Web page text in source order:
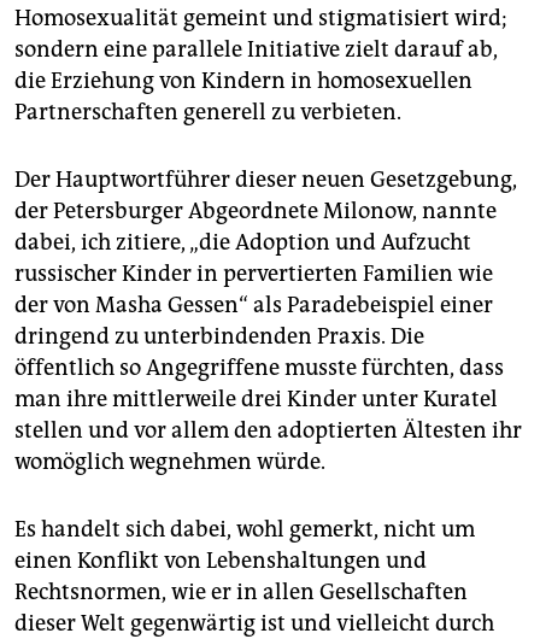
Homosexua­lität gemeint und stigmatisiert wird;
sondern eine parallele Initiative zielt darauf ab,
die Erziehung von Kindern in homosexuellen
Partnerschaften generell zu verbieten.
Der Hauptwortführer dieser neuen Gesetzgebung,
der Peters­burger Abgeordnete Milonow, nannte
dabei, ich zitiere, „die Adoption und Aufzucht
russischer Kinder in pervertierten Familien wie
der von Masha Gessen“ als Paradebeispiel einer
dringend zu unterbindenden Praxis. Die
öffentlich so Angegriffene musste fürchten, dass
man ihre mittlerweile drei Kinder unter Kuratel
stellen und vor allem den adoptierten Ältesten ihr
womöglich wegnehmen würde.
Es handelt sich dabei, wohl gemerkt, nicht um
einen Konflikt von Lebenshaltungen und
Rechtsnormen, wie er in allen Gesellschaften
dieser Welt gegenwärtig ist und vielleicht durch